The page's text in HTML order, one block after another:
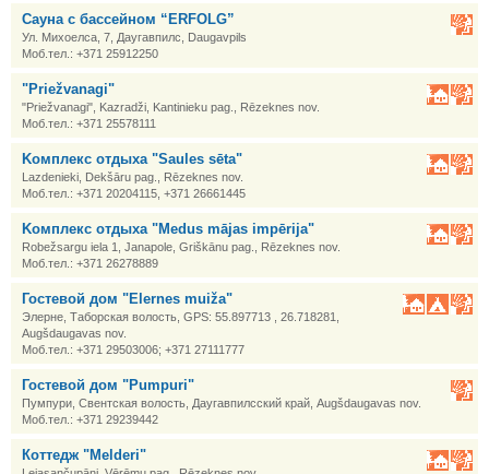
Сауна с бассейном “ERFOLG”
Ул. Михоелса, 7, Даугавпилс, Daugavpils
Моб.тел.: +371 25912250
"Priežvanagi"
"Priežvanagi", Kazradži, Kantinieku pag., Rēzeknes nov.
Моб.тел.: +371 25578111
Kомплекс отдыха "Saules sēta"
Lazdenieki, Dekšāru pag., Rēzeknes nov.
Моб.тел.: +371 20204115, +371 26661445
Kомплекс отдыха "Medus mājas impērija"
Robežsargu iela 1, Janapole, Griškānu pag., Rēzeknes nov.
Моб.тел.: +371 26278889
Гостевой дом "Elernes muiža"
Элерне, Таборская волость, GPS: 55.897713 , 26.718281,
Augšdaugavas nov.
Моб.тел.: +371 29503006; +371 27111777
Гостевой дом "Pumpuri"
Пумпури, Свентская волость, Даугавпилсский край, Augšdaugavas nov.
Моб.тел.: +371 29239442
Коттедж "Melderi"